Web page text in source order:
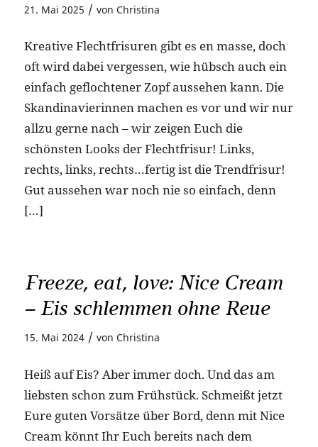
21. Mai 2025 / von Christina
Kreative Flechtfrisuren gibt es en masse, doch
oft wird dabei vergessen, wie hübsch auch ein
einfach geflochtener Zopf aussehen kann. Die
Skandinavierinnen machen es vor und wir nur
allzu gerne nach – wir zeigen Euch die
schönsten Looks der Flechtfrisur! Links,
rechts, links, rechts…fertig ist die Trendfrisur!
Gut aussehen war noch nie so einfach, denn
[…]
Freeze, eat, love: Nice Cream
– Eis schlemmen ohne Reue
15. Mai 2024 / von Christina
Heiß auf Eis? Aber immer doch. Und das am
liebsten schon zum Frühstück. Schmeißt jetzt
Eure guten Vorsätze über Bord, denn mit Nice
Cream könnt Ihr Euch bereits nach dem